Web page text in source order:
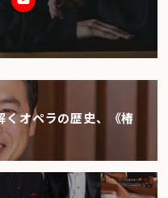
Youtube
くオペラの歴史、《椿